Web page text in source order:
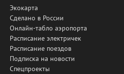
Экокарта
Сделано в России
Онлайн-табло аэропорта
Расписание электричек
Расписание поездов
Подписка на новости
Спецпроекты